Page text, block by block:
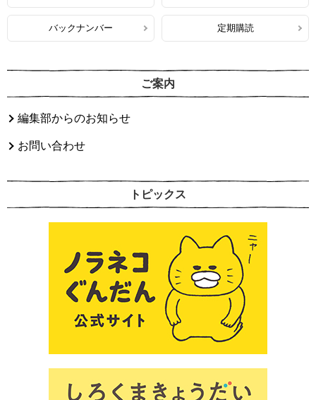
バックナンバー 定期購読
ご案内
編集部からのお知らせ
お問い合わせ
トピックス